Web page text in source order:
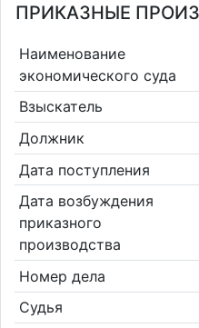
ПРИКАЗНЫЕ
Наименование
экономического суда
Взыскатель
Должник
Дата поступления
Дата возбуждения
приказного
производства
Номер дела
Судья